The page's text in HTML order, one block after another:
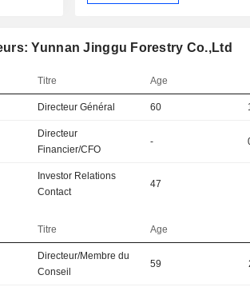
Yunnan Jinggu Forestry Co.,Ltd
Titre Age
Directeur Général 60
Directeur
Financier/CFO
-
Investor Relations
Contact
47
Titre Age
Directeur/Membre du
Conseil
59